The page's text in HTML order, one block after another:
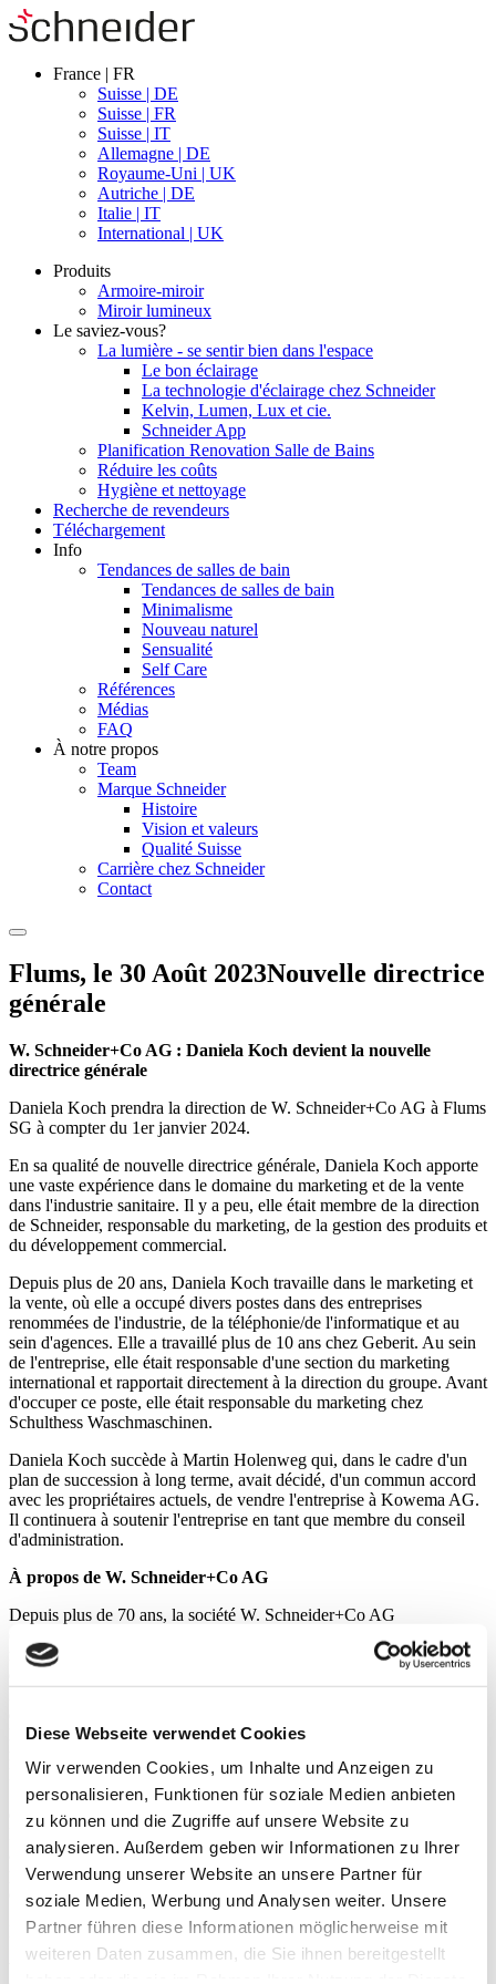
Diese Webseite verwendet Cookies
Wir verwenden Cookies, um Inhalte und Anzeigen zu
personalisieren, Funktionen für soziale Medien anbieten
zu können und die Zugriffe auf unsere Website zu
analysieren. Außerdem geben wir Informationen zu Ihrer
Verwendung unserer Website an unsere Partner für
soziale Medien, Werbung und Analysen weiter. Unsere
Partner führen diese Informationen möglicherweise mit
weiteren Daten zusammen, die Sie ihnen bereitgestellt
France | FR
Suisse | DE
Suisse | FR
Suisse | IT
Allemagne | DE
Royaume-Uni | UK
Autriche | DE
Italie | IT
International | UK
Produits
Armoire-miroir
Miroir lumineux
Le saviez-vous?
La lumière - se sentir bien dans l'espace
Le bon éclairage
La technologie d'éclairage chez Schneider
Kelvin, Lumen, Lux et cie.
Schneider App
Planification Renovation Salle de Bains
Réduire les coûts
Hygiène et nettoyage
Recherche de revendeurs
Téléchargement
Info
Tendances de salles de bain
Tendances de salles de bain
Minimalisme
Nouveau naturel
Sensualité
Self Care
Références
Médias
FAQ
À notre propos
Team
Marque Schneider
Histoire
Vision et valeurs
Qualité Suisse
Carrière chez Schneider
Contact
Flums, le 30 Août 2023Nouvelle directrice
générale
W. Schneider+Co AG : Daniela Koch devient la nouvelle
directrice générale
Daniela Koch prendra la direction de W. Schneider+Co AG à Flums
SG à compter du 1er janvier 2024.
En sa qualité de nouvelle directrice générale, Daniela Koch apporte
une vaste expérience dans le domaine du marketing et de la vente
dans l'industrie sanitaire. Il y a peu, elle était membre de la direction
de Schneider, responsable du marketing, de la gestion des produits et
du développement commercial.
Depuis plus de 20 ans, Daniela Koch travaille dans le marketing et
la vente, où elle a occupé divers postes dans des entreprises
renommées de l'industrie, de la téléphonie/de l'informatique et au
sein d'agences. Elle a travaillé plus de 10 ans chez Geberit. Au sein
de l'entreprise, elle était responsable d'une section du marketing
international et rapportait directement à la direction du groupe. Avant
d'occuper ce poste, elle était responsable du marketing chez
Schulthess Waschmaschinen.
Daniela Koch succède à Martin Holenweg qui, dans le cadre d'un
plan de succession à long terme, avait décidé, d'un commun accord
avec les propriétaires actuels, de vendre l'entreprise à Kowema AG.
Il continuera à soutenir l'entreprise en tant que membre du conseil
d'administration.
À propos de W. Schneider+Co AG
Depuis plus de 70 ans, la société W. Schneider+Co AG
miroirs lumineux « Made in Switzerland ». L'entreprise a été fondée
en 1953 à Langnau am Albis, en Suisse, par Walter Schneider.
lumineux durables fabriqués avec des matériaux de haute qualité et
L'entreprise dessert également des marchés sélectionnés en Europe.
Schneider produit ses armoires-miroirs et ses miroirs lumineux
exclusivement en Suisse, dans sa propre usine située à Flums (SG).
L'entreprise emploie environ 80 collaborateurs. À ce jour, Schneider
a conçu et fabriqué plus de trois millions d'armoires-miroirs dans sa
propre usine en Suisse. L'entreprise fait partie du groupe Kowema
depuis juillet 2023 (www.kowema.ch).
Pour toutes questions :